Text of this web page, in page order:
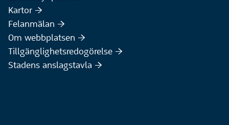
Kartor :höger:
Felanmälan :höger:
Om webbplatsen :höger:
Tillgänglighetsredogörelse :höger:
Stadens anslagstavla :höger: